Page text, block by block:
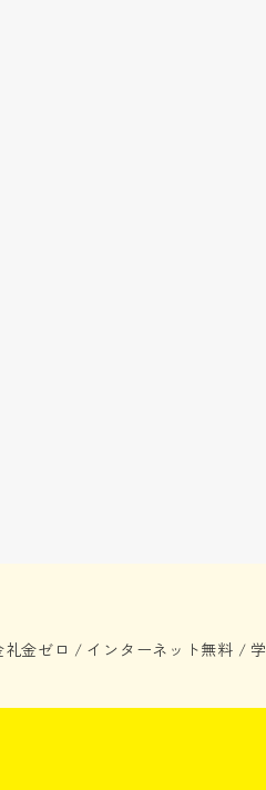
礼金ゼロ / インターネット無料 /